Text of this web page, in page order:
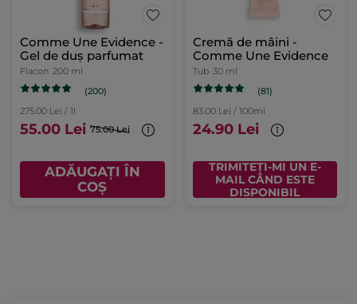
Comme Une Evidence -
Gel de duş parfumat
Flacon 200 ml
(200)
275.00 Lei / 1l
55.00 Lei 75.00 Lei
ADĂUGAȚI ÎN
COȘ
Cremă de mâini -
Comme Une Evidence
Tub 30 ml
(81)
83.00 Lei / 100ml
24.90 Lei
TRIMITEȚI-MI UN E-
MAIL CÂND ESTE
DISPONIBIL